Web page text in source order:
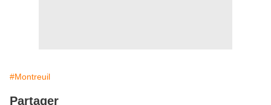
#Montreuil
Partager